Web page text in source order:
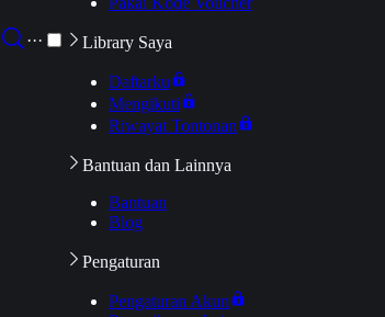
··· Library Saya
Daftarku
Mengikuti
Riwayat Tontonan
Bantuan dan Lainnya
Bantuan
Blog
Pengaturan
Pengaturan Akun